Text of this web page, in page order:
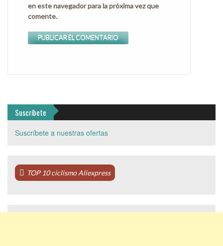
en este navegador para la próxima vez que
comente.
Suscríbete
Suscríbete a nuestras ofertas
TOP 10 ciclismo Aliexpress